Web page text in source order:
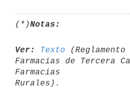
(*)Notas:
Ver: Texto
Farmacias de Tercera
Farmacias